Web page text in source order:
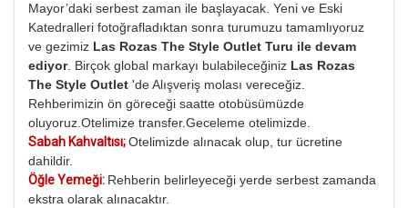
Mayor’daki serbest zaman ile başlayacak. Yeni ve Eski
Katedralleri fotoğrafladıktan sonra turumuzu tamamlıyoruz
ve gezimiz Las Rozas The Style Outlet Turu ile devam
ediyor. Birçok global markayı bulabileceğiniz Las Rozas
The Style Outlet 'de Alışveriş molası vereceğiz.
Rehberimizin ön göreceği saatte otobüsümüzde
oluyoruz.Otelimize transfer.Geceleme otelimizde.
Sabah Kahvaltısı;Otelimizde alınacak olup, tur ücretine
dahildir.
Öğle Yemeği: Rehberin belirleyeceği yerde serbest zamanda
ekstra olarak alınacaktır.